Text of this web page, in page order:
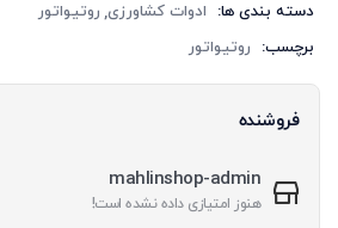
دسته بندی ها: ادوات کشاورزی روتیواتور
برچسب:
روتیواتور
فروشنده
mahlinshop-admin
هنوز امتیازی داده نشده است!